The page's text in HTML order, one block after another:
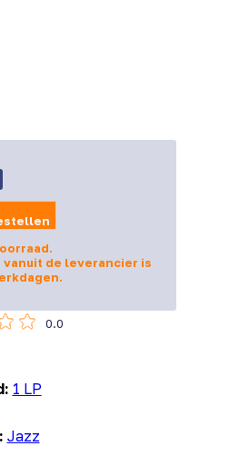
1 LP
Jazz
de leverancier is
0.0